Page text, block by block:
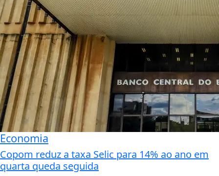
Economia
Copom reduz a taxa Selic para 14% ao ano em
quarta queda seguida